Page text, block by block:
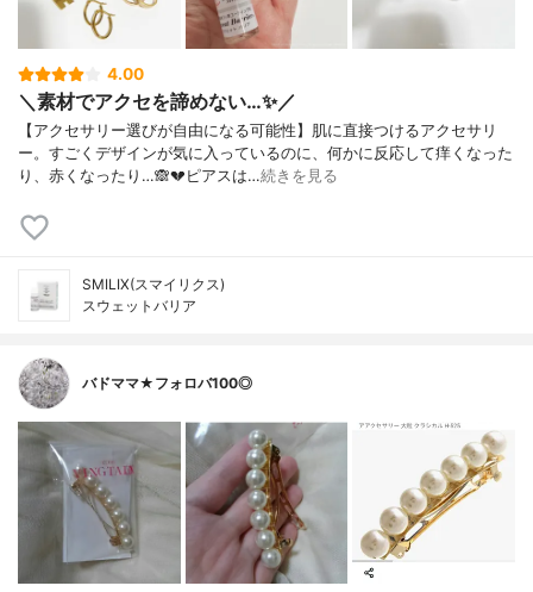
4.00
＼素材でアクセを諦めない…✨／
【アクセサリー選びが自由になる可能性】肌に直接つけるアクセサリ
ー。⁡すごくデザインが気に入っているのに、何かに反応して痒くなった
り、赤くなったり…🙈💔⁡ピアスは…続きを見る
SMILIX(スマイリクス)
スウェットバリア
バドママ★フォロバ100◎